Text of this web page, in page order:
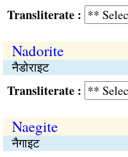
:
Nadorite
नैडोराइट
:
Naegite
नैगाइट